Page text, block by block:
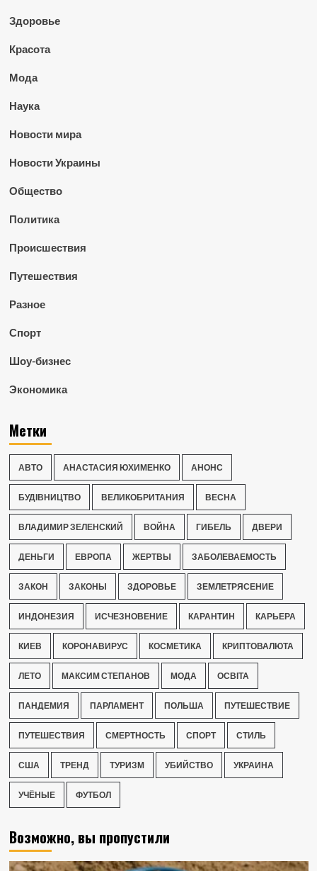
Здоровье
Красота
Мода
Наука
Новости мира
Новости Украины
Общество
Политика
Происшествия
Путешествия
Разное
Спорт
Шоу-бизнес
Экономика
Метки
АВТО АНАСТАСИЯ ЮХИМЕНКО АНОНС
БУДІВНИЦТВО ВЕЛИКОБРИТАНИЯ ВЕСНА
ВЛАДИМИР ЗЕЛЕНСКИЙ ВОЙНА ГИБЕЛЬ ДВЕРИ
ДЕНЬГИ ЕВРОПА ЖЕРТВЫ ЗАБОЛЕВАЕМОСТЬ
ЗАКОН ЗАКОНЫ ЗДОРОВЬЕ ЗЕМЛЕТРЯСЕНИЕ
ИНДОНЕЗИЯ ИСЧЕЗНОВЕНИЕ КАРАНТИН КАРЬЕРА
КИЕВ КОРОНАВИРУС КОСМЕТИКА КРИПТОВАЛЮТА
ЛЕТО МАКСИМ СТЕПАНОВ МОДА ОСВІТА
ПАНДЕМИЯ ПАРЛАМЕНТ ПОЛЬША ПУТЕШЕСТВИЕ
ПУТЕШЕСТВИЯ СМЕРТНОСТЬ СПОРТ СТИЛЬ
США ТРЕНД ТУРИЗМ УБИЙСТВО УКРАИНА
УЧЁНЫЕ ФУТБОЛ
Возможно, вы пропустили